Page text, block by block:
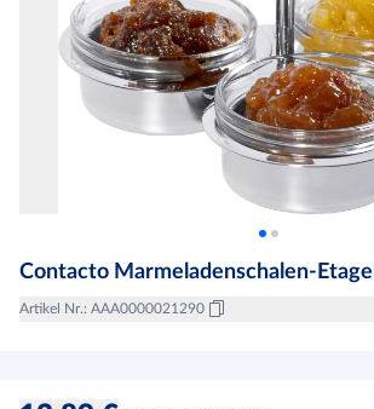
Contacto Marmeladenschalen-
Artikel Nr.: AAA0000021290